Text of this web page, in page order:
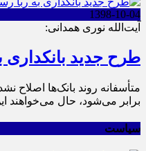
1398-10-04
آیت‌الله نوری همدانی:
طرح جدید
متأسفانه روند بانک‌ها اصلاح
برابر می‌شود، حال می‌خواهند
سیاست